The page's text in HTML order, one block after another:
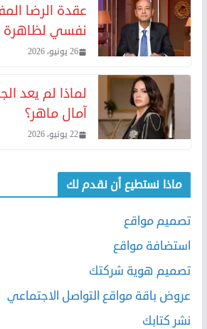
عقدة الرضا
نفسي لظاهرة
26 يونيو، 2026
لماذا لم يعد
آمال ماهر؟
22 يونيو، 2026
ماذا نستطيع أن نقدم لك
تصميم مواقع
استضافة مواقع
تصميم هوية شركتك
عروض باقة مواقع التواصل الاجتماعي
نشر كتابك